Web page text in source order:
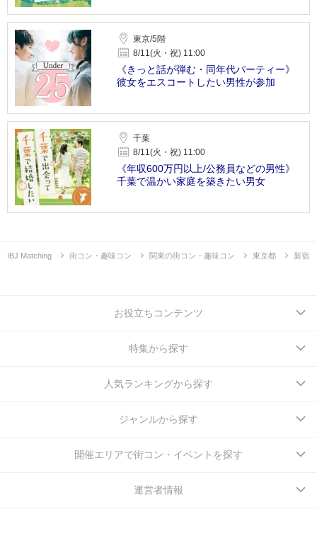
東京/5階
8/11(火・祝) 11:00
《きっと話が弾む・同年代パーティー》
彼女をエスコートしたい男性が参加
千葉
8/11(火・祝) 11:00
《年収600万円以上/公務員などの男性》
千葉で温かい家庭を築きたい男女
IBJ Matching 街コン・趣味コン 関東の街コン・趣味コン 東京都 新宿
お役立ちコンテンツ
特集から探す
人気ランキングから探す
ジャンルから探す
開催エリアで街コン・イベントを探す
運営者情報